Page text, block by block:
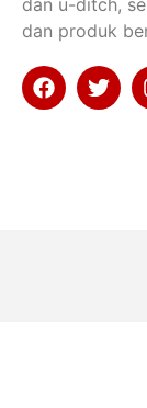
dan u-ditch,
dan produk